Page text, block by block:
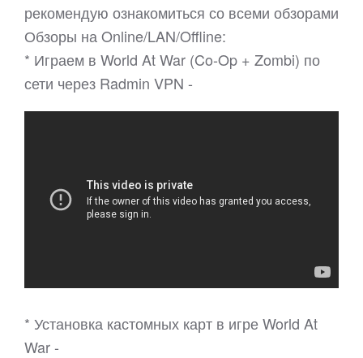
рекомендую ознакомиться со всеми обзорами
Обзоры на Online/LAN/Offline:
* Играем в World At War (Co-Op + Zombi) по
сети через Radmin VPN -
* Установка кастомных карт в игре World At
War -